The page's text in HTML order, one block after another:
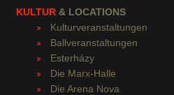
KULTUR & LOCATIONS
Kulturveranstaltungen
Ballveranstaltungen
Esterházy
Die Marx-Halle
Die Arena Nova